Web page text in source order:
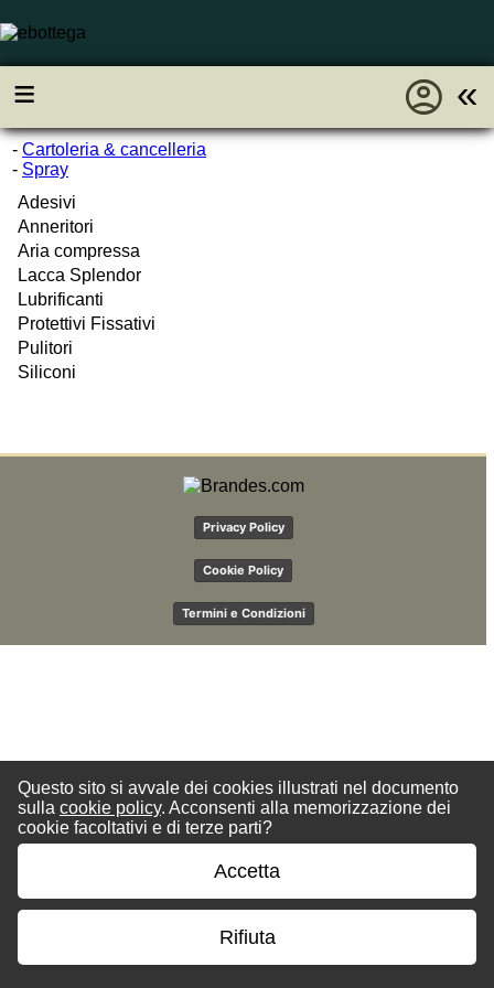
Questo sito si avvale dei cookies illustrati nel documento
sulla cookie policy. Acconsenti alla memorizzazione dei
cookie facoltativi e di terze parti?
Accetta
Rifiuta
≡ «
account_circle
- Cartoleria & cancelleria
- Spray
Adesivi
Anneritori
Aria compressa
Lacca Splendor
Lubrificanti
Protettivi Fissativi
Pulitori
Siliconi
Privacy Policy
Cookie Policy
Termini e Condizioni